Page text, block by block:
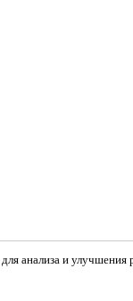
для анализа и улучшения